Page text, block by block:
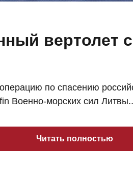
вертолет
по спасению
Военно-морских сил
Читать полностью